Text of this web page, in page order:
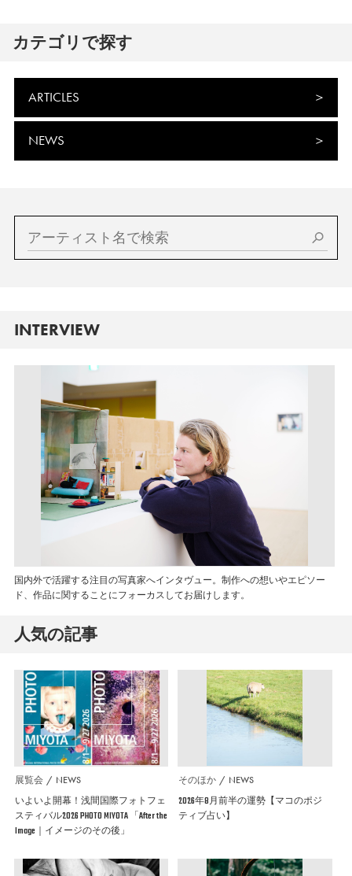
カテゴリで探す
ARTICLES
NEWS
INTERVIEW
国内外で活躍する注目の写真家へインタヴュー。制作への想いやエピソー
ド、作品に関することにフォーカスしてお届けします。
人気の記事
展覧会 NEWS
いよいよ開幕！浅間国際フォトフェ
スティバル2026 PHOTO MIYOTA 「After the
Image｜イメージのその後」
そのほか NEWS
2026年8月前半の運勢【マコのポジ
ティブ占い】